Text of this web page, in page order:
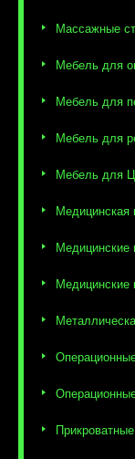
Массажные
Мебель для
Мебель для
Мебель для
Мебель для
Медицинские
Медицинские